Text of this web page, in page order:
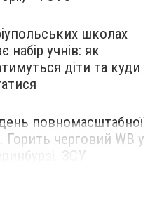
школах
набір учнів: як
діти та куди
повномасштабної
Горить черговий WB у
ЗСУ